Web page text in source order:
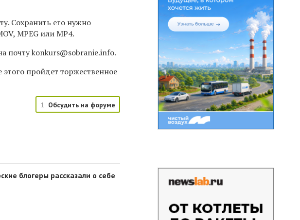
Сохранить его нужно
MPEG или MP4.
почту konkurs@sobranie.info.
пройдет торжественное
1 Обсудить на форуме
блогеры рассказали о себе